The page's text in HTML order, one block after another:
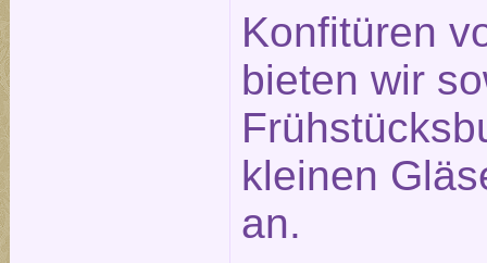
Konfitüren
bieten wir
kleinen
an.